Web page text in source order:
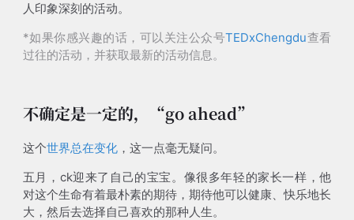
人印象深刻的活动。
*如果你感兴趣的话，可以关注公众号TEDxChengdu查看
过往的活动，并获取最新的活动信息。
不确定是一定的，“go ahead”
这个世界总在变化，这一点毫无疑问。
五月，ck迎来了自己的宝宝。像很多年轻的家长一样，他
对这个生命有着最朴素的期待，期待他可以健康、快乐地长
大，然后去选择自己喜欢的那种人生。